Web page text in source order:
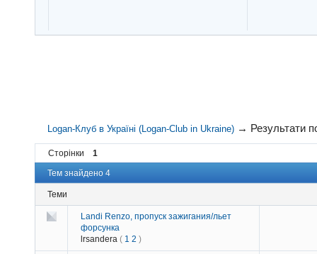
Logan-Клуб в Україні (Logan-Club in Ukraine) → Результати
Сторінки
1
Тем знайдено 4
Теми
Landi Renzo, пропуск зажигания/льет
форсунка
lrsandera ( 1 2 )